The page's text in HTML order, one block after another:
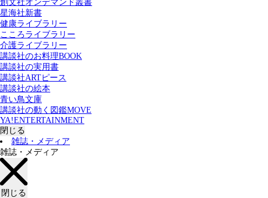
創文社オンデマンド叢書
星海社新書
健康ライブラリー
こころライブラリー
介護ライブラリー
講談社のお料理BOOK
講談社の実用書
講談社ARTピース
講談社の絵本
青い鳥文庫
講談社の動く図鑑MOVE
YA!ENTERTAINMENT
閉じる
雑誌・メディア
雑誌・メディア
閉じる